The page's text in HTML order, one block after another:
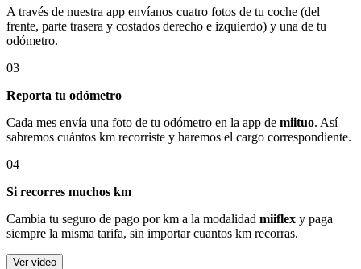
A través de nuestra app envíanos cuatro fotos de tu coche (del
frente, parte trasera y costados derecho e izquierdo) y una de tu
odómetro.
03
Reporta tu odómetro
Cada mes envía una foto de tu odómetro en la app de miituo. Así
sabremos cuántos km recorriste y haremos el cargo correspondiente.
04
Si recorres muchos km
Cambia tu seguro de pago por km a la modalidad miiflex y paga
siempre la misma tarifa, sin importar cuantos km recorras.
Ver video